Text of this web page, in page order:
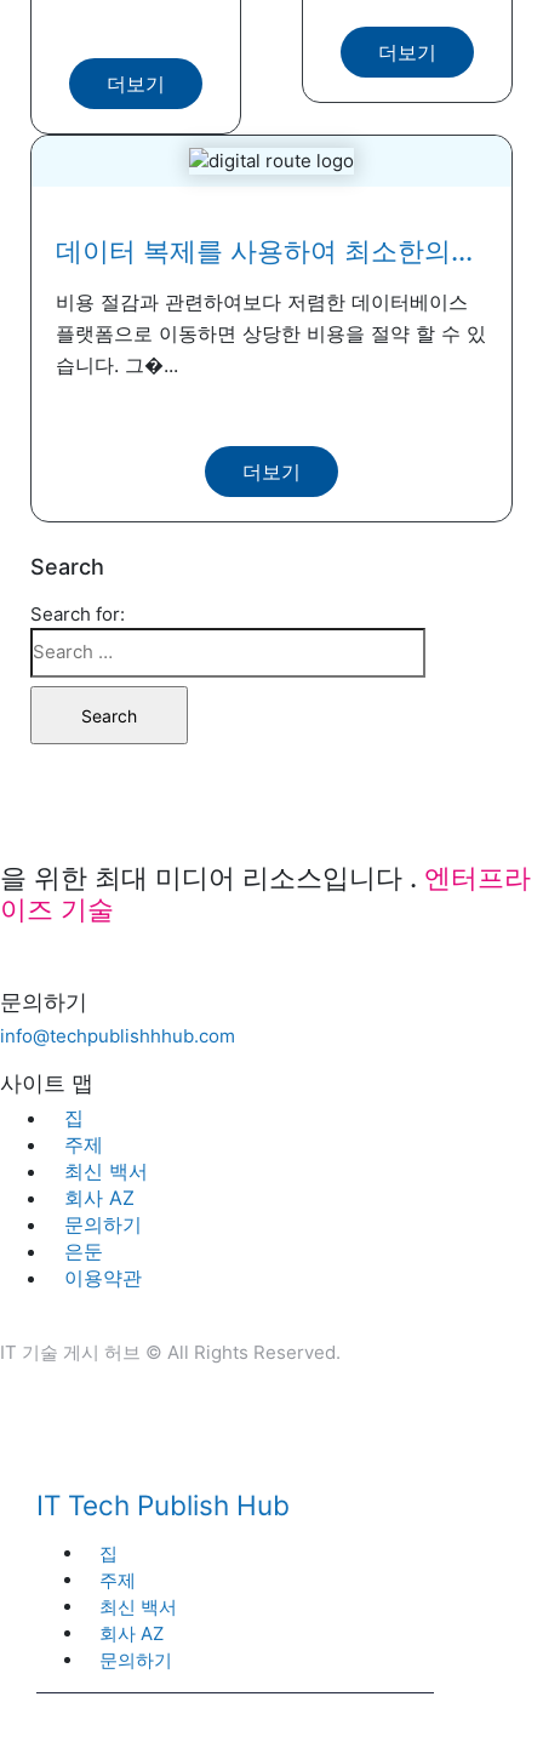
더보기
더보기
데이터 복제를 사용하여 최소한의...
비용 절감과 관련하여보다 저렴한 데이터베이스
플랫폼으로 이동하면 상당한 비용을 절약 할 수 있
습니다. 그�...
더보기
Search
Search for:
을 위한 최대 미디어 리소스입니다 . 엔터프라
이즈 기술
문의하기
info@techpublishhhub.com
사이트 맵
집
주제
최신 백서
회사 AZ
문의하기
은둔
이용약관
IT 기술 게시 허브 © All Rights Reserved.
IT Tech Publish Hub
집
주제
최신 백서
회사 AZ
문의하기